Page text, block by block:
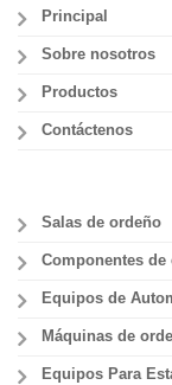
Principal
Sobre nosotros
Productos
Contáctenos
Salas de ordeño
Componentes de
Equipos de
Máquinas de
Equipos Para